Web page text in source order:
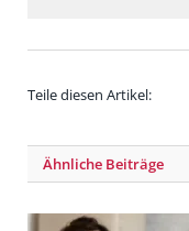
Teile diesen Artikel:
Ähnliche Beiträge